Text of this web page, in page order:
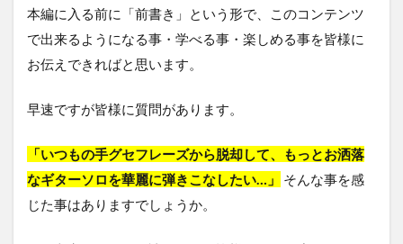
本編に入る前に「前書き」という形で、このコンテンツ
で出来るようになる事・学べる事・楽しめる事を皆様に
お伝えできればと思います。
早速ですが皆様に質問があります。
「いつもの手グセフレーズから脱却して、もっとお洒落
なギターソロを華麗に弾きこなしたい…」
そんな事を感
じた事はありますでしょうか。